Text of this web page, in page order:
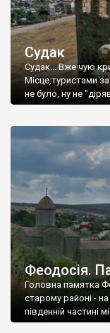
Судак
Судак... Вже чую
Місце,туристами
не було, ну не
Феодосія.
Головна памятка
старому районі -
південній частині